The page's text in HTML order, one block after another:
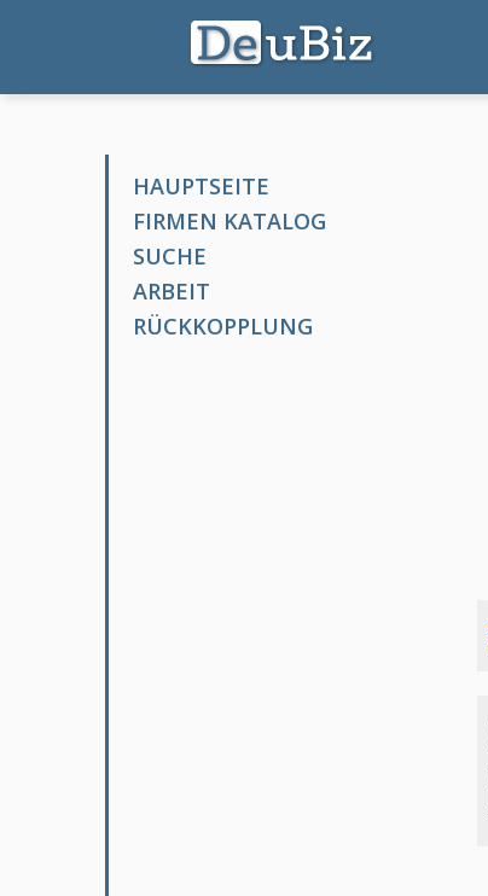
HAUPTSEITE
FIRMEN KATALOG
SUCHE
ARBEIT
RÜCKKOPPLUNG